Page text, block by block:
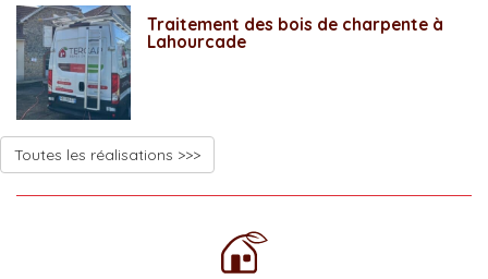
Traitement des bois de charpente à
Lahourcade
Toutes les réalisations >>>